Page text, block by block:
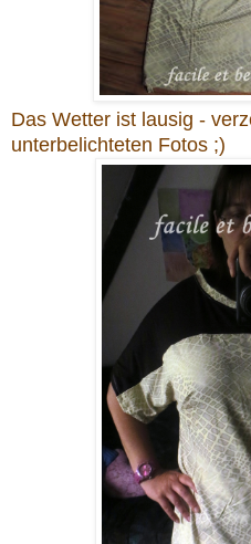
Das Wetter ist lausig -
unterbelichteten Fotos ;)